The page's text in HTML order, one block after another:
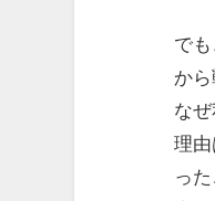
で
か
な
理
っ